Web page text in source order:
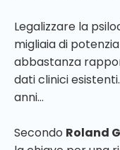
Legalizzare la
migliaia di
abbastanza
dati clinici
anni...
Secondo Roland